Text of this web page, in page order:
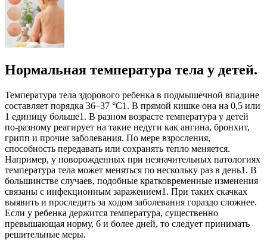
Нормальная температура тела у детей.
Температура тела здорового ребенка в подмышечной впадине
составляет порядка 36–37 °С1. В прямой кишке она на 0,5 или
1 единицу больше1. В разном возрасте температура у детей
по-разному реагирует на такие недуги как ангина, бронхит,
грипп и прочие заболевания. По мере взросления,
способность передавать или сохранять тепло меняется.
Например, у новорожденных при незначительных патологиях
температура тела может меняться по нескольку раз в день1. В
большинстве случаев, подобные кратковременные изменения
связаны с инфекционным заражением1. При таких скачках
выявить и проследить за ходом заболевания гораздо сложнее.
Если у ребенка держится температура, существенно
превышающая норму, 6 и более дней, то следует принимать
решительные меры.